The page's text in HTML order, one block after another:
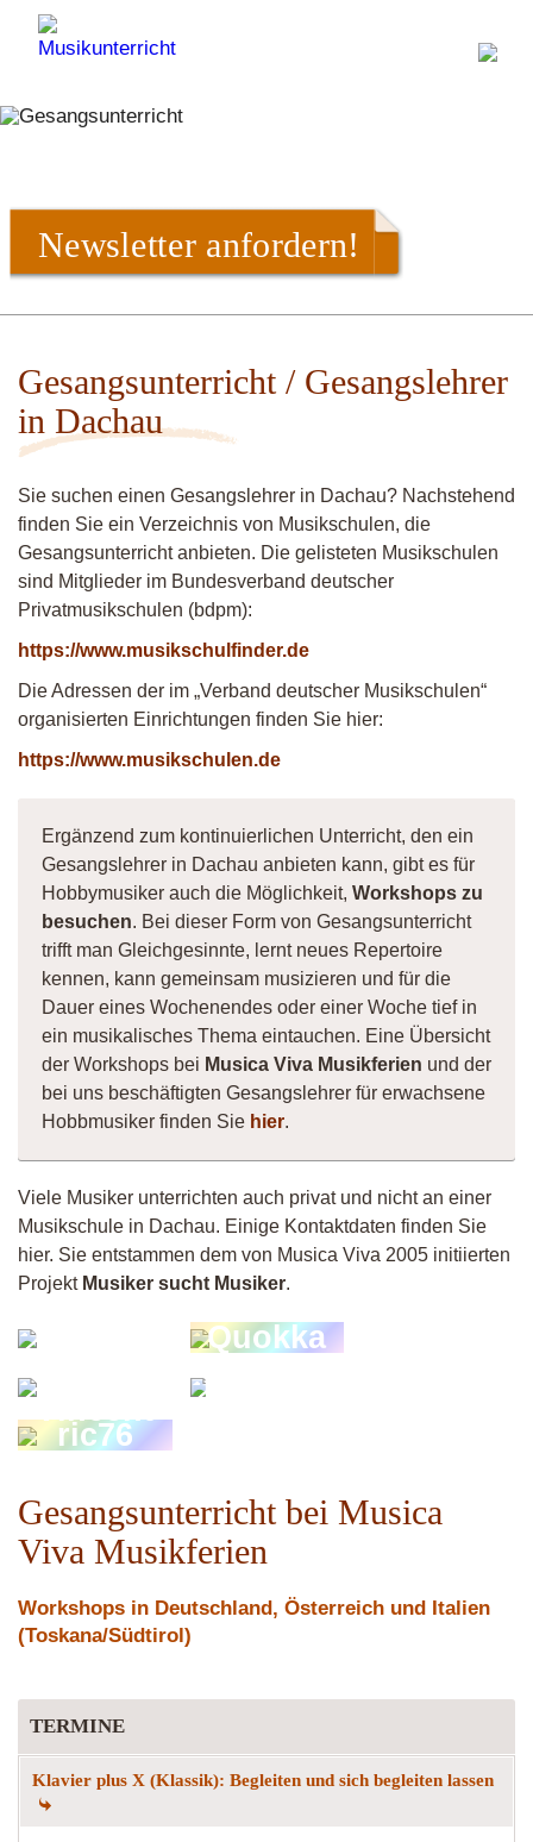
Newsletter anfordern!
Gesangsunterricht / Gesangslehrer
in Dachau
Sie suchen einen Gesangslehrer in Dachau? Nachstehend
finden Sie ein Verzeichnis von Musikschulen, die
Gesangsunterricht anbieten. Die gelisteten Musikschulen
sind Mitglieder im Bundesverband deutscher
Privatmusikschulen (bdpm):
https://www.musikschulfinder.de
Die Adressen der im „Verband deutscher Musikschulen“
organisierten Einrichtungen finden Sie hier:
https://www.musikschulen.de
Ergänzend zum kontinuierlichen Unterricht, den ein
Gesangslehrer in Dachau anbieten kann, gibt es für
Hobbymusiker auch die Möglichkeit, Workshops zu
besuchen. Bei dieser Form von Gesangsunterricht
trifft man Gleichgesinnte, lernt neues Repertoire
kennen, kann gemeinsam musizieren und für die
Dauer eines Wochenendes oder einer Woche tief in
ein musikalisches Thema eintauchen. Eine Übersicht
der Workshops bei Musica Viva Musikferien und der
bei uns beschäftigten Gesangslehrer für erwachsene
Hobbmusiker finden Sie hier.
Viele Musiker unterrichten auch privat und nicht an einer
Musikschule in Dachau. Einige Kontaktdaten finden Sie
hier. Sie entstammen dem von Musica Viva 2005 initiierten
Projekt Musiker sucht Musiker.
Carmen Quokka
Vincent
Meadow
ric76
Gesangsunterricht bei Musica
Viva Musikferien
Workshops in Deutschland, Österreich und Italien
(Toskana/Südtirol)
TERMINE
Klavier plus X (Klassik): Begleiten und sich begleiten lassen